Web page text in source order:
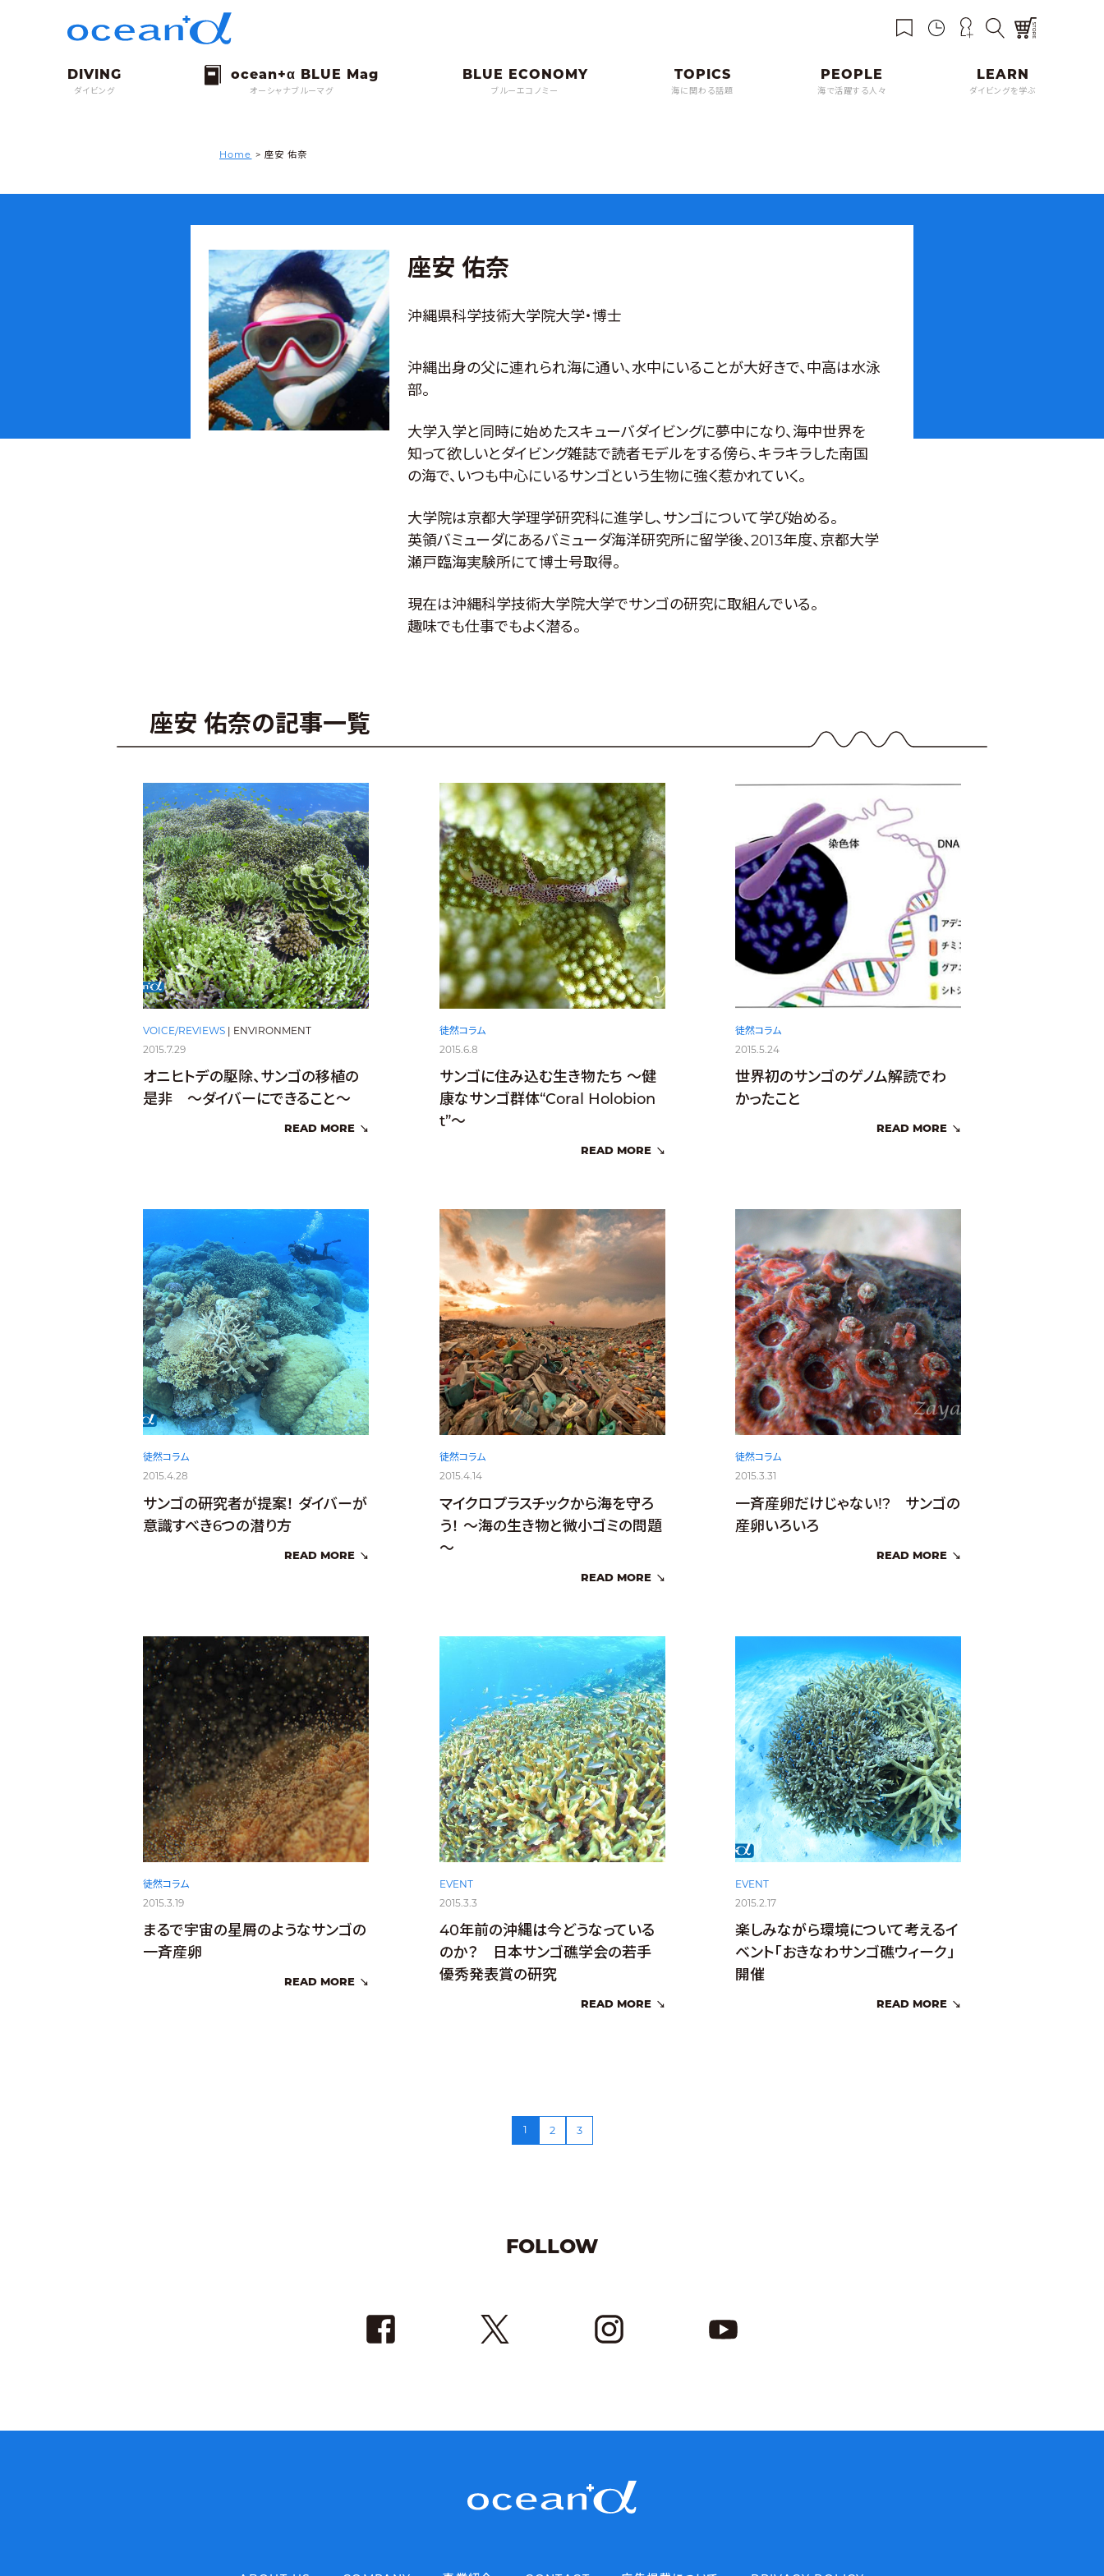
ダイビング オーシャナブルーマグ ブルーエコノミー 海に関わる話題 海で活躍する人々 ダイビングを学ぶ
Home > 座安 佑奈
座安 佑奈
沖縄県科学技術大学院大学・博士
沖縄出身の父に連れられ海に通い、水中にいることが大好きで、中高は水泳
部。
大学入学と同時に始めたスキューバダイビングに夢中になり、海中世界を
知って欲しいとダイビング雑誌で読者モデルをする傍ら、キラキラした南国
の海で、いつも中心にいるサンゴという生物に強く惹かれていく。
大学院は京都大学理学研究科に進学し、サンゴについて学び始める。
英領バミューダにあるバミューダ海洋研究所に留学後、2013年度、京都大学
瀬戸臨海実験所にて博士号取得。
現在は沖縄科学技術大学院大学でサンゴの研究に取組んでいる。
趣味でも仕事でもよく潜る。
座安 佑奈の記事一覧
VOICE/REVIEWS | ENVIRONMENT
2015.7.29
オニヒトデの駆除、サンゴの移植の
是非 ～ダイバーにできること～
READ MORE
徒然コラム
2015.6.8
サンゴに住み込む生き物たち ～健
康なサンゴ群体“Coral Holobion
t”～
READ MORE
徒然コラム
2015.5.24
世界初のサンゴのゲノム解読でわ
かったこと
READ MORE
徒然コラム
2015.4.28
サンゴの研究者が提案！ ダイバーが
意識すべき6つの潜り方
READ MORE
徒然コラム
2015.4.14
マイクロプラスチックから海を守ろ
う！ ～海の生き物と微小ゴミの問題
～
READ MORE
徒然コラム
2015.3.31
一斉産卵だけじゃない!? サンゴの
産卵いろいろ
READ MORE
徒然コラム
2015.3.19
まるで宇宙の星屑のようなサンゴの
一斉産卵
READ MORE
EVENT
2015.3.3
40年前の沖縄は今どうなっている
のか？ 日本サンゴ礁学会の若手
優秀発表賞の研究
READ MORE
EVENT
2015.2.17
楽しみながら環境について考えるイ
ベント「おきなわサンゴ礁ウィーク」
開催
READ MORE
1 2 3
FOLLOW